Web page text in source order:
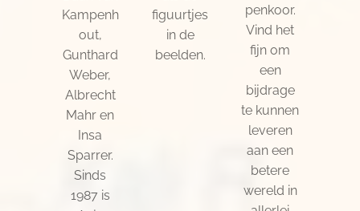
Kampenh
out,
Gunthard
Weber,
Albrecht
Mahr en
Insa
Sparrer.
Sinds
1987 is
figuurtjes
in de
beelden.
penkoor.
Vind het
fijn om
een
bijdrage
te kunnen
leveren
aan een
betere
wereld in